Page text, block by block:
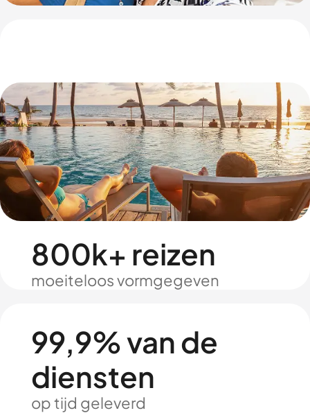
800k+ reizen
moeiteloos vormgegeven
99,9% van de
diensten
op tijd geleverd